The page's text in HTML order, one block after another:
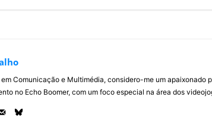
Comunicação e Multimédia, considero-me um
no Echo Boomer, com um foco especial na área dos